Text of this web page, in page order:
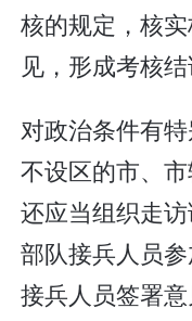
核的规定，核
见，形成考核结
对政治条件有特
不设区的市、
还应当组织走
部队接兵人员
接兵人员签署意